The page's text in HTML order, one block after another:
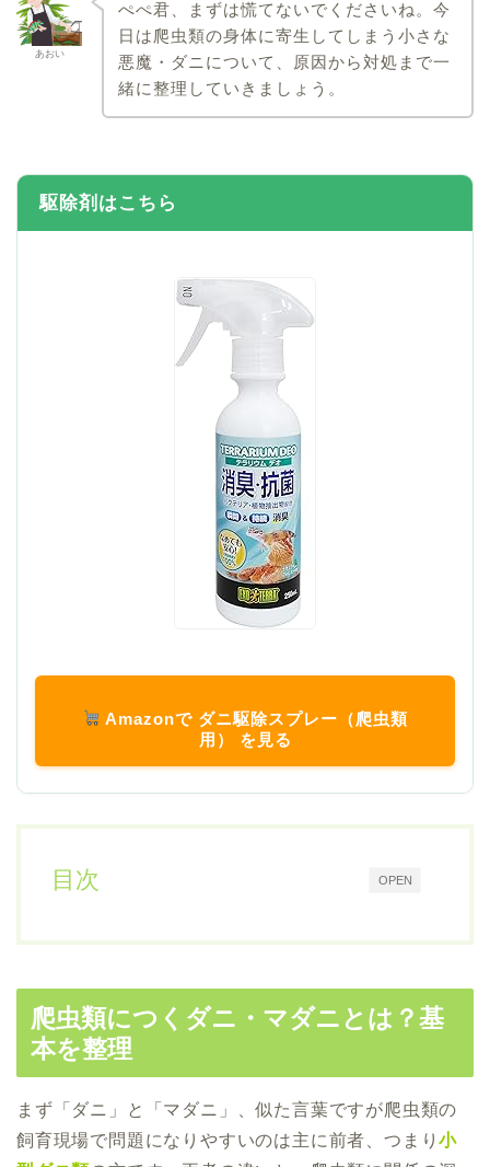
あおい
ぺぺ君、まずは慌てないでくださいね。今
日は爬虫類の身体に寄生してしまう小さな
悪魔・ダニについて、原因から対処まで一
緒に整理していきましょう。
駆除剤はこちら
Amazonで ダニ駆除スプレー（爬虫類
用） を見る
OPEN
目次
爬虫類につくダニ・マダニとは？基
本を整理
まず「ダニ」と「マダニ」、似た言葉ですが爬虫類の
飼育現場で問題になりやすいのは主に前者、つまり小